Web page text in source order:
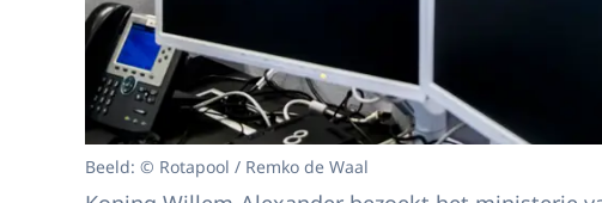
Beeld: © Rotapool / Remko de Waal